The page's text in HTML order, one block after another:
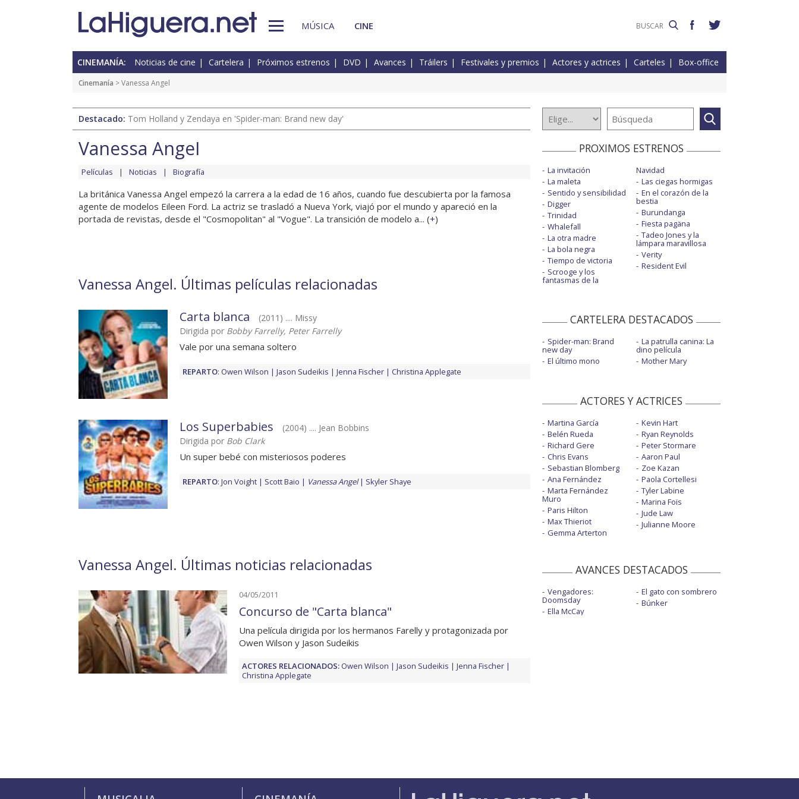
MÚSICA CINE
CINEMANÍA: Noticias de cine Cartelera Próximos estrenos DVD Avances Tráilers Festivales y premios Actores y actrices Carteles Box-office
Cinemanía > Vanessa Angel
Destacado: Tom Holland y Zendaya en 'Spider-man: Brand new day'
Vanessa Angel
Películas Noticias Biografía
La británica Vanessa Angel empezó la carrera a la edad de 16 años, cuando fue descubierta por la famosa
agente de modelos Eileen Ford. La actriz se trasladó a Nueva York, viajó por el mundo y apareció en la
portada de revistas, desde el "Cosmopolitan" al "Vogue". La transición de modelo a... (+)
Vanessa Angel. Últimas películas relacionadas
Carta blanca
(2011) .... Missy
Dirigida por Bobby Farrelly, Peter Farrelly
Vale por una semana soltero
REPARTO: Owen Wilson Jason Sudeikis Jenna Fischer Christina Applegate
Los Superbabies
(2004) .... Jean Bobbins
Dirigida por Bob Clark
Un super bebé con misteriosos poderes
REPARTO: Jon Voight Scott Baio Vanessa Angel Skyler Shaye
Vanessa Angel. Últimas noticias relacionadas
04/05/2011
Concurso de "Carta blanca"
Una película dirigida por los hermanos Farelly y protagonizada por
Owen Wilson y Jason Sudeikis
ACTORES RELACIONADOS: Owen Wilson Jason Sudeikis
Jenna Fischer
Christina Applegate
PROXIMOS ESTRENOS
La invitación
La maleta
Sentido y sensibilidad
Digger
Trinidad
Whalefall
La otra madre
La bola negra
Tiempo de victoria
Scrooge y los
fantasmas de la
Navidad
Las ciegas hormigas
En el corazón de la
bestia
Burundanga
Fiesta pagäna
Tadeo Jones y la
lámpara maravillosa
Verity
Resident Evil
CARTELERA DESTACADOS
Spider-man: Brand
new day
El último mono
La patrulla canina: La
dino película
Mother Mary
ACTORES Y ACTRICES
Martina García
Belén Rueda
Richard Gere
Chris Evans
Sebastian Blomberg
Ana Fernández
Marta Fernández
Muro
Paris Hilton
Max Thieriot
Gemma Arterton
Kevin Hart
Ryan Reynolds
Peter Stormare
Aaron Paul
Zoe Kazan
Paola Cortellesi
Tyler Labine
Marina Foïs
Jude Law
Julianne Moore
AVANCES DESTACADOS
Vengadores:
Doomsday
Ella McCay
El gato con sombrero
Búnker